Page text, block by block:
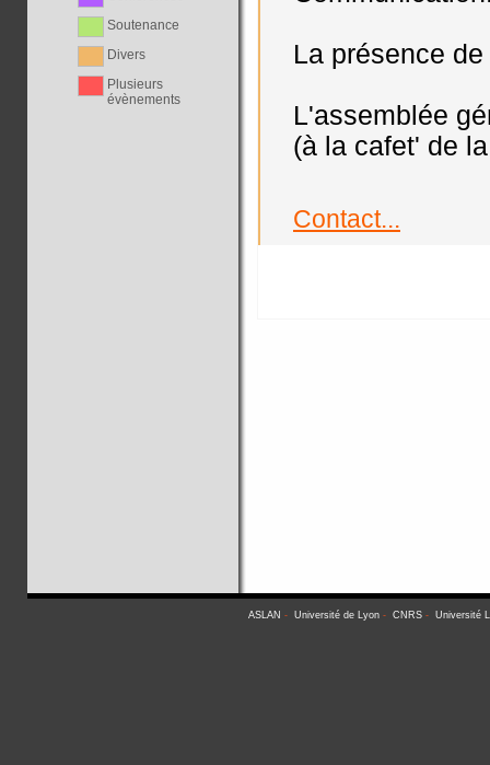
Soutenance
Divers
Plusieurs
évènements
La présence de
L'assemblée
(à la cafet' de
Contact...
ASLAN - Université de Lyon- CNRS- Université